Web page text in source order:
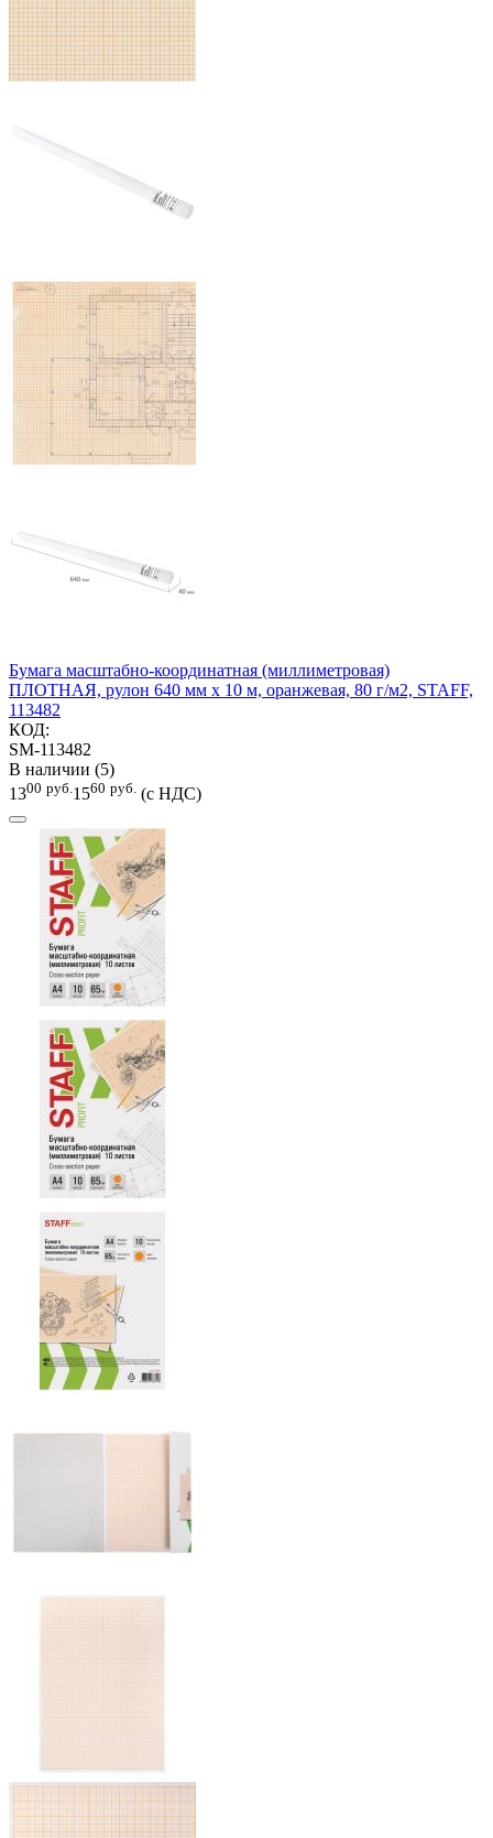
Бумага масштабно-координатная (миллиметровая)
ПЛОТНАЯ, рулон 640 мм х 10 м, оранжевая, 80 г/м2, STAFF,
113482
КОД:
SM-113482
В наличии (5)
1300 руб. 1560 руб. (с НДС)